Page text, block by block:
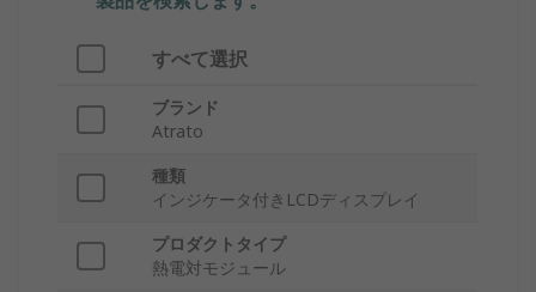
すべて選択
ブランド
Atrato
種類
インジケータ付きLCDディスプレイ
プロダクトタイプ
熱電対モジュール